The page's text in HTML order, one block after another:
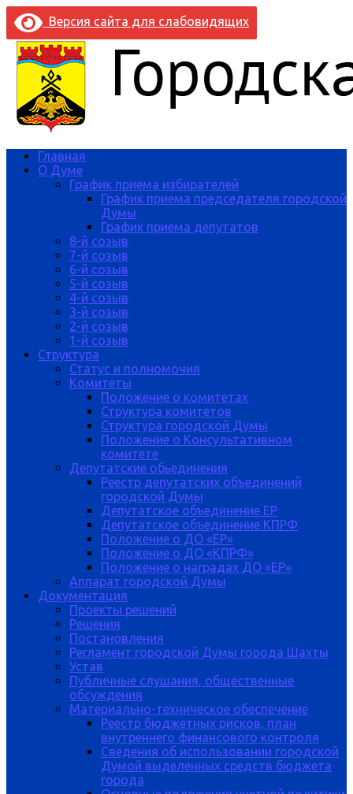
Версия сайта для слабовидящих
Главная
О Думе
График приема избирателей
График приема председателя городской
Думы
График приема депутатов
8-й созыв
7-й созыв
6-й созыв
5-й созыв
4-й созыв
3-й созыв
2-й созыв
1-й созыв
Структура
Статус и полномочия
Комитеты
Положение о комитетах
Структура комитетов
Структура городской Думы
Положение о Консультативном
комитете
Депутатские обьединения
Реестр депутатских объединений
городской Думы
Депутатское объединение ЕР
Депутатское объединение КПРФ
Положение о ДО «ЕР»
Положение о ДО «КПРФ»
Положение о наградах ДО «ЕР»
Аппарат городской Думы
Документация
Проекты решений
Решения
Постановления
Регламент городской Думы города Шахты
Устав
Публичные слушания, общественные
обсуждения
Материально-техническое обеспечение
Реестр бюджетных рисков, план
внутреннего финансового контроля
Сведения об использовании городской
Думой выделенных средств бюджета
города